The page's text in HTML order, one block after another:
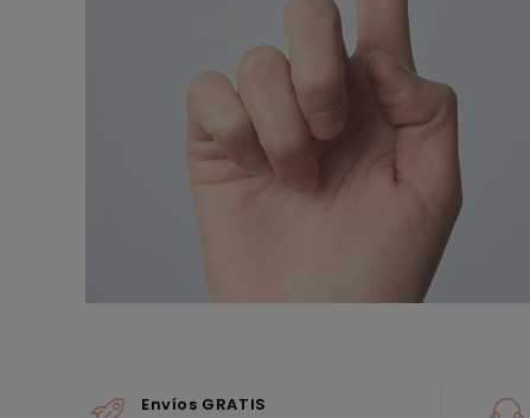
Envíos GRATIS